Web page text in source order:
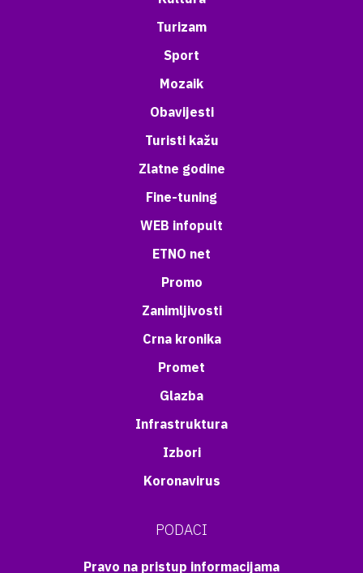
Turizam
Sport
Mozaik
Obavijesti
Turisti kažu
Zlatne godine
Fine-tuning
WEB infopult
ETNO net
Promo
Zanimljivosti
Crna kronika
Promet
Glazba
Infrastruktura
Izbori
Koronavirus
PODACI
Pravo na pristup informacijama